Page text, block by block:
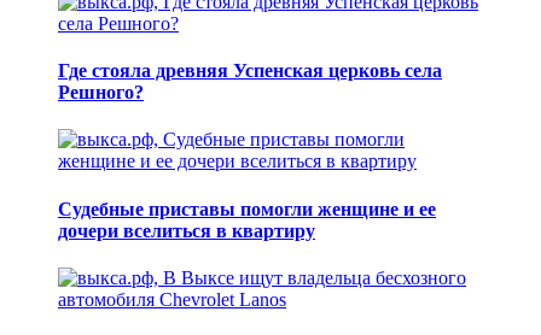
Где стояла древняя Успенская церковь села
Решного?
Судебные приставы помогли женщине и ее
дочери вселиться в квартиру